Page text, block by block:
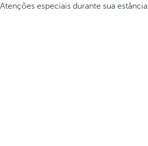
Atenções especiais durante sua estância